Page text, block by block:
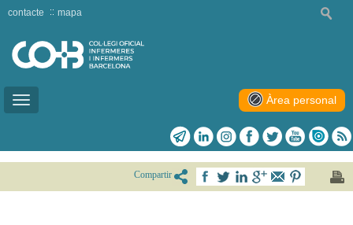
Toggle
contacte mapa
Àrea personal
Compartir